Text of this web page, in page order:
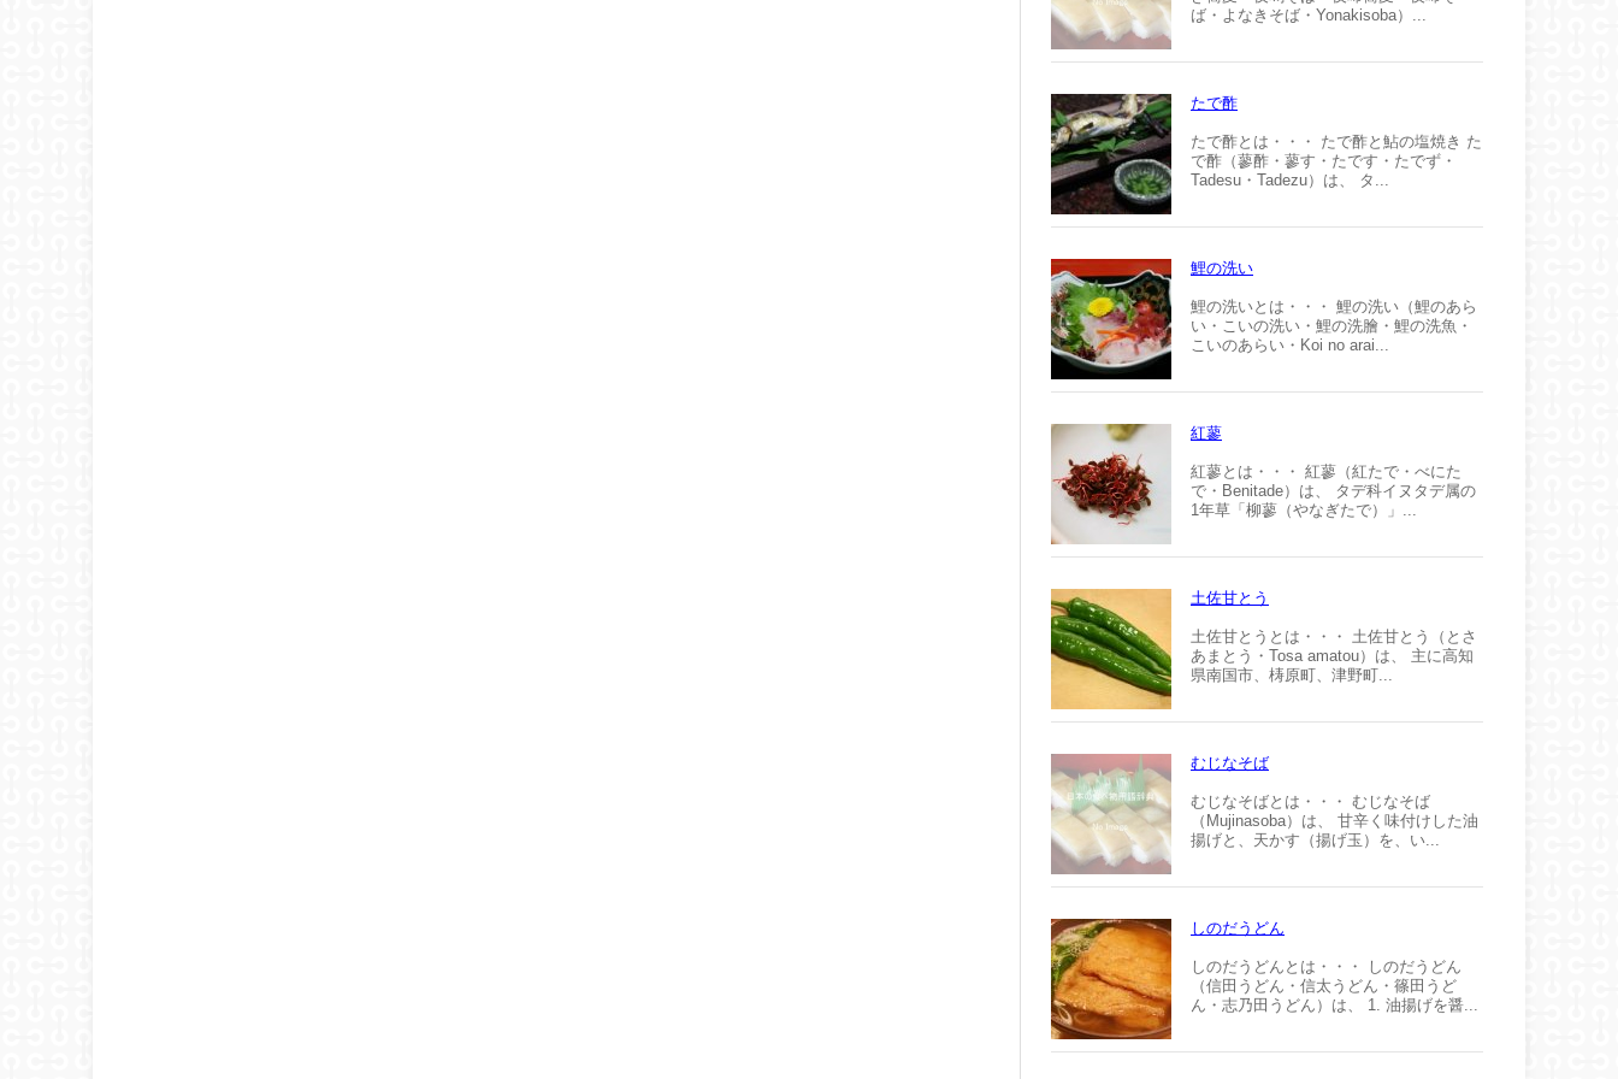
ば・よなきそば・Yonakisoba）...
たで酢
たで酢とは・・・ たで酢と鮎の塩焼き た
で酢（蓼酢・蓼す・たです・たでず・
Tadesu・Tadezu）は、 タ...
鯉の洗い
鯉の洗いとは・・・ 鯉の洗い（鯉のあら
い・こいの洗い・鯉の洗膾・鯉の洗魚・
こいのあらい・Koi no arai...
紅蓼
紅蓼とは・・・ 紅蓼（紅たで・べにた
で・Benitade）は、 タデ科イヌタデ属の
1年草「柳蓼（やなぎたで）」...
土佐甘とう
土佐甘とうとは・・・ 土佐甘とう（とさ
あまとう・Tosa amatou）は、 主に高知
県南国市、梼原町、津野町...
むじなそば
むじなそばとは・・・ むじなそば
（Mujinasoba）は、 甘辛く味付けした油
揚げと、天かす（揚げ玉）を、い...
しのだうどん
しのだうどんとは・・・ しのだうどん
（信田うどん・信太うどん・篠田うど
ん・志乃田うどん）は、 1. 油揚げを醤...